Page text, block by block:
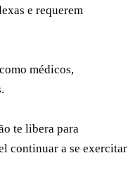
e requerem
médicos,
te libera para
continuar a se exercitar